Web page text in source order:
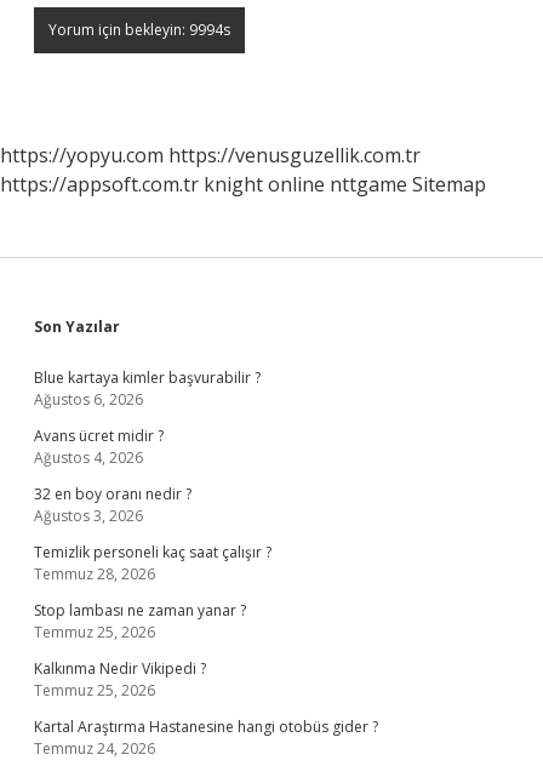
https://yopyu.com https://venusguzellik.com.tr
https://appsoft.com.tr knight online nttgame Sitemap
Sidebar
Son Yazılar
Blue kartaya kimler başvurabilir ?
Ağustos 6, 2026
Avans ücret midir ?
Ağustos 4, 2026
32 en boy oranı nedir ?
Ağustos 3, 2026
Temizlik personeli kaç saat çalışır ?
Temmuz 28, 2026
Stop lambası ne zaman yanar ?
Temmuz 25, 2026
Kalkınma Nedir Vikipedi ?
Temmuz 25, 2026
Kartal Araştırma Hastanesine hangi otobüs gider ?
Temmuz 24, 2026